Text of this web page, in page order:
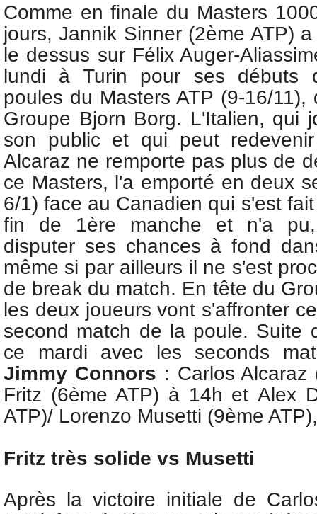
Comme en finale du Masters
jours, Jannik Sinner (2ème ATP)
le dessus sur Félix Auger-
lundi à Turin pour ses débuts
poules du Masters ATP (9-16/
Groupe Bjorn Borg. L'Italien, qui
son public et qui peut
Alcaraz ne remporte pas plus de
ce Masters, l'a emporté en deux
6/1) face au Canadien qui s'est
fin de 1ère manche et n'a pu,
disputer ses chances à fond
même si par ailleurs il ne s'est
de break du match. En tête du
les deux joueurs vont s'affronter
second match de la poule. Suite
ce mardi avec les seconds
Jimmy Connors : Carlos
Fritz (6ème ATP) à 14h etAlex
ATP)/ Lorenzo Musetti (9ème
Fritz très solide vs Musetti
Après la victoire initiale de